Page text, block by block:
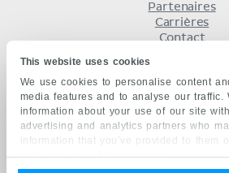
This website uses cookies
We use cookies to personalise content
media features and to analyse our traffic.
information about your use of our site
advertising and analytics partners who
information that you’ve provided to them
from your use of their services.
Partenaires
Carrières
Contact
Politique de
KENHUB EN...
English